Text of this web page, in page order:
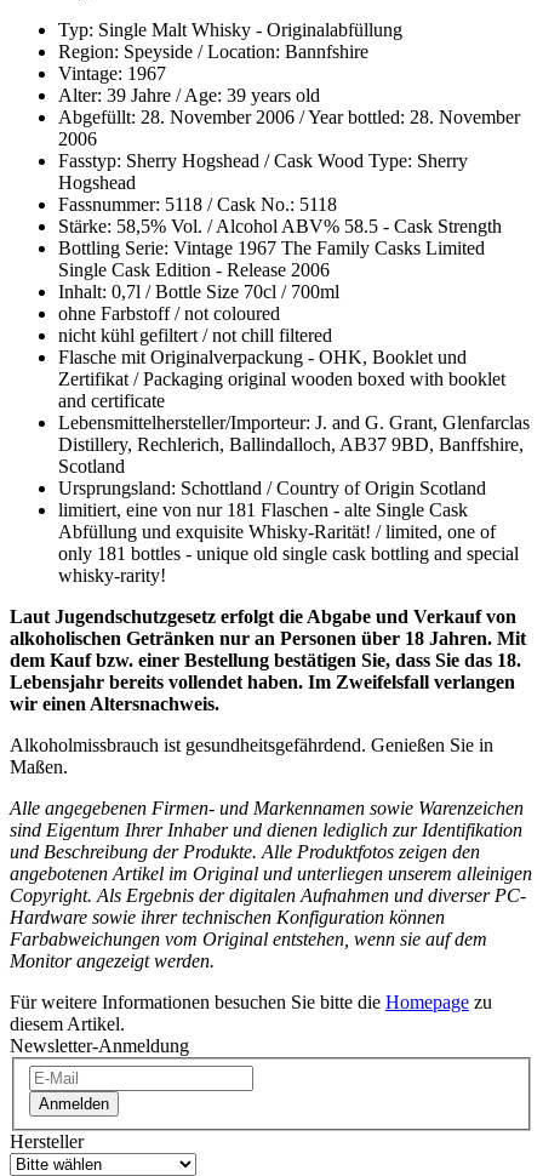
Typ: Single Malt Whisky - Originalabfüllung
Region: Speyside / Location: Bannfshire
Vintage: 1967
Alter: 39 Jahre / Age: 39 years old
Abgefüllt: 28. November 2006 / Year bottled: 28. November
2006
Fasstyp: Sherry Hogshead / Cask Wood Type: Sherry
Hogshead
Fassnummer: 5118 / Cask No.: 5118
Stärke: 58,5% Vol. / Alcohol ABV% 58.5 - Cask Strength
Bottling Serie: Vintage 1967 The Family Casks Limited
Single Cask Edition - Release 2006
Inhalt: 0,7l / Bottle Size 70cl / 700ml
ohne Farbstoff / not coloured
nicht kühl gefiltert / not chill filtered
Flasche mit Originalverpackung - OHK, Booklet und
Zertifikat / Packaging original wooden boxed with booklet
and certificate
Lebensmittelhersteller/Importeur: J. and G. Grant, Glenfarclas
Distillery, Rechlerich, Ballindalloch, AB37 9BD, Banffshire,
Scotland
Ursprungsland: Schottland / Country of Origin Scotland
limitiert, eine von nur 181 Flaschen - alte Single Cask
Abfüllung und exquisite Whisky-Rarität! / limited, one of
only 181 bottles - unique old single cask bottling and special
whisky-rarity!
Laut Jugendschutzgesetz erfolgt die Abgabe und Verkauf von
alkoholischen Getränken nur an Personen über 18 Jahren. Mit
dem Kauf bzw. einer Bestellung bestätigen Sie, dass Sie das 18.
Lebensjahr bereits vollendet haben. Im Zweifelsfall verlangen
wir einen Altersnachweis.
Alkoholmissbrauch ist gesundheitsgefährdend. Genießen Sie in
Maßen.
Alle angegebenen Firmen- und Markennamen sowie Warenzeichen
sind Eigentum Ihrer Inhaber und dienen lediglich zur Identifikation
und Beschreibung der Produkte. Alle Produktfotos zeigen den
angebotenen Artikel im Original und unterliegen unserem alleinigen
Copyright. Als Ergebnis der digitalen Aufnahmen und diverser PC-
Hardware sowie ihrer technischen Konfiguration können
Farbabweichungen vom Original entstehen, wenn sie auf dem
Monitor angezeigt werden.
Für weitere Informationen besuchen Sie bitte die Homepage zu
diesem Artikel.
Newsletter-Anmeldung
Anmelden
Hersteller